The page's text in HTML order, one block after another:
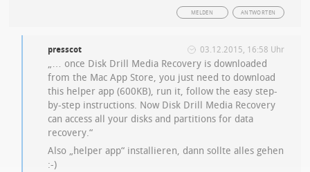
ANTWORTEN
MELDEN
presscot 03.12.2015, 16:58 Uhr
„… once Disk Drill Media Recovery is downloaded
from the Mac App Store, you just need to download
this helper app (600KB), run it, follow the easy step-
by-step instructions. Now Disk Drill Media Recovery
can access all your disks and partitions for data
recovery.“
Also „helper app“ installieren, dann sollte alles gehen
:-)